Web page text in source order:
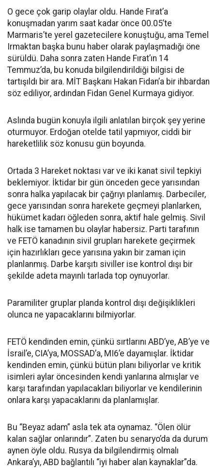
O gece çok garip olaylar oldu. Hande Fırat’a
konuşmadan yarım saat kadar önce 00.05’te
Marmaris’te yerel gazetecilere konuştuğu, ama Temel
Irmaktan başka bunu haber olarak paylaşmadığı öne
sürüldü. Daha sonra zaten Hande Fırat’ın 14
Temmuz’da, bu konuda bilgilendirildiği bilgisi de
tartışıldı bir ara. MİT Başkanı Hakan Fidan’a bir ihbardan
söz ediliyor, ardından Fidan Genel Kurmaya gidiyor.
Aslında bugün konuyla ilgili anlatılan birçok şey yerine
oturmuyor. Erdoğan otelde tatil yapmıyor, ciddi bir
hareketlilik söz konusu gün boyunda.
Ortada 3 Hareket noktası var ve iki kanat sivil tepkiyi
beklemiyor. İktidar bir gün önceden gece yarısından
sonra halka yapılacak bir çağrıyı planlamış. Darbeciler,
gece yarısından sonra harekete geçmeyi planlarken,
hükümet kadarı öğleden sonra, aktif hale gelmiş. Sivil
halk ise tamamen bu olaylar habersiz. Parti tarafının
ve FETÖ kanadının sivil grupları harekete geçirmek
için hazırlıkları gece yarısına yakın bir zaman için
planlanmış. Darbe karşıtı siviller ise kontrol dışı bir
şekilde adeta mayınlı tarlada top oynuyorlar.
Paramiliter gruplar planda kontrol dışı değişiklikleri
olunca ne yapacaklarını bilmiyorlar.
FETÖ kendinden emin, çünkü sırtlarını ABD’ye, AB’ye ve
İsrail’e, CIA’ya, MOSSAD’a, MI6’e dayamışlar. İktidar
kendinden emin, çünkü bütün planı biliyorlar ve kritik
isimleri aylar öncesinden kendi yanlarına almışlar ve
karşı tarafından yapılacakları biliyorlar ve kendilerinin
onlara karşı yapacaklarını da planlamışlar.
Bu “Beyaz adam” asla tek ata oynamaz. “Ölen ölür
kalan sağlar onlarındır”. Zaten bu senaryo’da da durum
aynen öyle oldu. Rusya da bilgilendirmiş olmalı
Ankara’yı, ABD bağlantılı “iyi haber alan kaynaklar”da.